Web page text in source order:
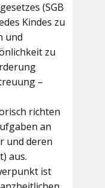
(SGB
Kindes zu
und
zu
–
richten
an
und deren
aus.
ist